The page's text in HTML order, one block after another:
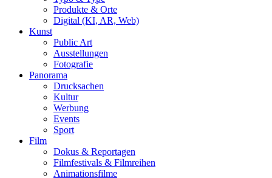
Produkte & Orte
Digital (KI, AR, Web)
Kunst
Public Art
Ausstellungen
Fotografie
Panorama
Drucksachen
Kultur
Werbung
Events
Sport
Film
Dokus & Reportagen
Filmfestivals & Filmreihen
Animationsfilme